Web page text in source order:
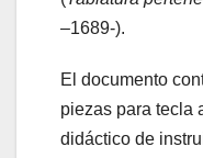
–1689-).
El documento
piezas para tecla
didáctico de